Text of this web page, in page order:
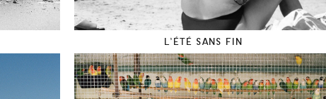
L’ÉTÉ SANS FIN